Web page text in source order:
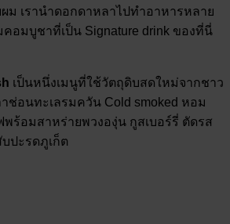
ม เรานำดอกดาหลาไปทำอาหารหลาย
คอมบูชาที่เป็น Signature drink ของที่นี่
เป็นหนึ่งเมนูที่ใช้วัตถุดิบสดใหม่จากชาว
ช่อนทะเลรมควัน Cold smoked หอม
พร้อมสาหร่ายพวงองุ่น กูสเบอร์รี่ ตัดรส
ปะรดภูเก็ต